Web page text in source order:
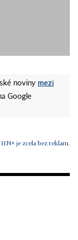
noviny mezi
Google
je zcela bez reklam.